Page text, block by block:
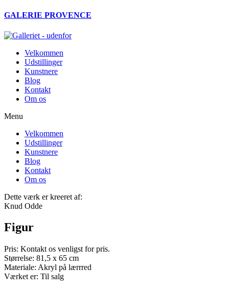
Videre
indhold
GALERIE PROVENCE
Velkommen
Udstillinger
Kunstnere
Blog
Kontakt
Om os
Menu
Velkommen
Udstillinger
Kunstnere
Blog
Kontakt
Om os
Dette værk er kreeret af:
Knud Odde
Figur
Pris: Kontakt os venligst for pris.
Størrelse: 81,5 x 65 cm
Materiale: Akryl på lærrred
Værket er: Til salg